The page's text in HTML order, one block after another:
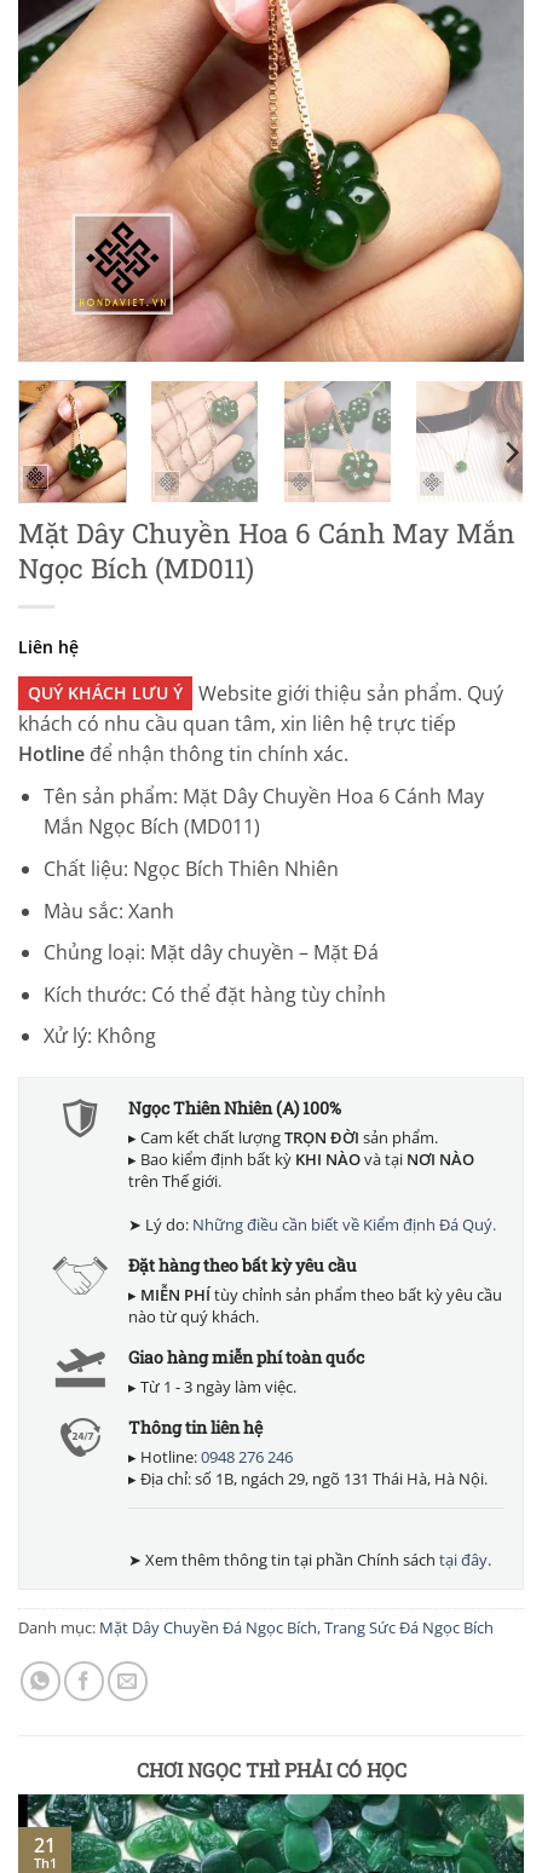
Mặt Dây Chuyền Hoa 6 Cánh May Mắn
Ngọc Bích (MD011)
Liên hệ
QUÝ KHÁCH LƯU Ý
Website giới thiệu sản phẩm. Quý
khách có nhu cầu quan tâm, xin liên hệ trực tiếp
Hotline để nhận thông tin chính xác.
Tên sản phẩm: Mặt Dây Chuyền Hoa 6 Cánh May
Mắn Ngọc Bích (MD011)
Chất liệu: Ngọc Bích Thiên Nhiên
Màu sắc: Xanh
Chủng loại: Mặt dây chuyền – Mặt Đá
Kích thước: Có thể đặt hàng tùy chỉnh
Xử lý: Không
Ngọc Thiên Nhiên (A) 100%
▸ Cam kết chất lượngTRỌN ĐỜI sản phẩm.
▸ Bao kiểm định bất kỳ KHI NÀOvà tại NƠI NÀO
trên Thế giới.
➤ Lý do: Những điều cần biết về Kiểm định Đá Quý.
Đặt hàng theo bất kỳ yêu cầu
▸ MIỄN PHÍtùy chỉnh sản phẩm theo bất kỳ yêu cầu
nào từ quý khách.
Giao hàng miễn phí toàn quốc
▸ Từ 1 - 3 ngày làm việc.
Thông tin liên hệ
▸ Hotline:0948 276 246
▸ Địa chỉ: số 1B, ngách 29, ngõ 131 Thái Hà, Hà Nội.
➤ Xem thêm thông tin tại phần Chính sách tại đây.
Danh mục: Mặt Dây Chuyền Đá Ngọc Bích,Trang Sức Đá Ngọc Bích
CHƠI NGỌC THÌ PHẢI CÓ HỌC
21
Th1